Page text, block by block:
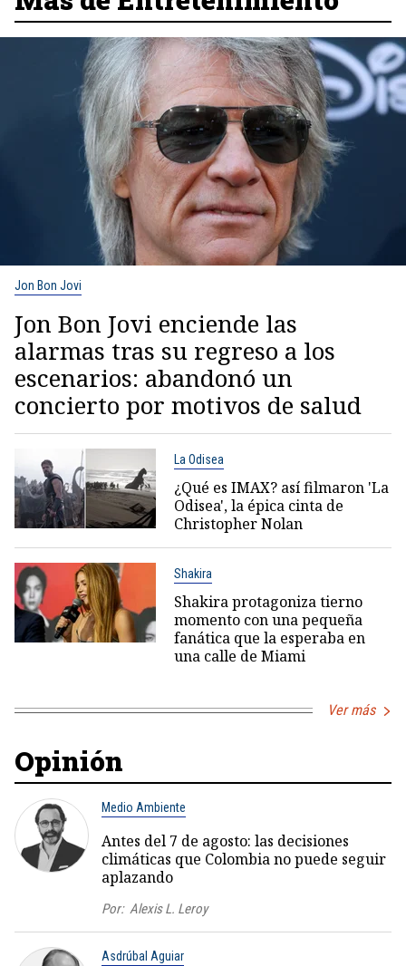
Jon Bon Jovi
Jon Bon Jovi enciende las
alarmas tras su regreso a los
escenarios: abandonó un
concierto por motivos de salud
La Odisea
¿Qué es IMAX? así filmaron 'La
Odisea', la épica cinta de
Christopher Nolan
Shakira
Shakira protagoniza tierno
momento con una pequeña
fanática que la esperaba en
una calle de Miami
Ver más
Opinión
Medio Ambiente
Antes del 7 de agosto: las decisiones
climáticas que Colombia no puede seguir
aplazando
Por: Alexis L. Leroy
Asdrúbal Aguiar